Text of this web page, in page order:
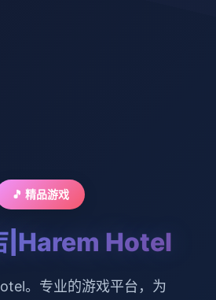
🎵 精品游戏
|Harem Hotel
。专业的游戏平台，为